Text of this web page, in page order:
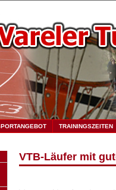
TRAININGSZEITEN
VTB-Läufer mit